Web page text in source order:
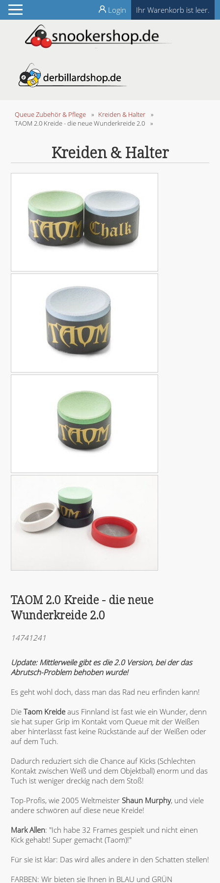
Ihr Warenkorb ist leer.
Login
Queue Zubehör & Pflege » Kreiden & Halter
»
TAOM 2.0 Kreide - die neue Wunderkreide 2.0
»
Kreiden & Halter
TAOM 2.0 Kreide - die neue
Wunderkreide 2.0
14741241
Update: Mittlerweile gibt es die 2.0 Version, bei der das
Abrutsch-Problem behoben wurde!
Es geht wohl doch, dass man das Rad neu erfinden kann!
Die Taom Kreideaus Finnland ist fast wie ein Wunder, denn
sie hat super Grip im Kontakt vom Queue mit der Weißen
aber hinterlässt fast keine Rückstände auf der Weißen oder
auf dem Tuch.
Dadurch reduziert sich die Chance auf Kicks (Schlechten
Kontakt zwischen Weiß und dem Objektball) enorm und das
Tuch ist weniger dreckig nach dem Stoß!
Top-Profis, wie 2005 Weltmeister Shaun Murphy, und viele
andere schwören auf diese neue Kreide!
Mark Allen: "Ich habe 32 Frames gespielt und nicht einen
Kick gehabt! Super gemacht (Taom)!"
Für sie ist klar: Das wird alles andere in den Schatten stellen!
FARBEN: Wir bieten sie Ihnen in BLAU und GRÜN